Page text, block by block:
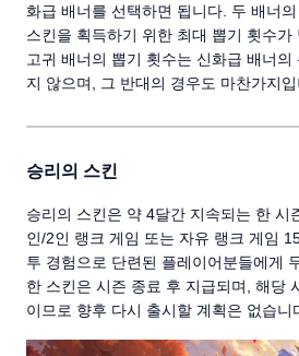
화급 배너를 선택하면 됩니다. 두 배너
스킨을 획득하기 위한 최대 뽑기 횟수가
고귀 배너의 뽑기 횟수는 신화급 배너의
지 않으며, 그 반대의 경우도 마찬가지입
승리의 스킨
승리의 스킨은 약 4달간 지속되는 한 시
인/2인 랭크 게임 또는 자유 랭크 게임
투 경험으로 단련된 플레이어분들에게
한 스킨은 시즌 종료 후 지급되며, 해당
이므로 향후 다시 출시할 계획은 없습니